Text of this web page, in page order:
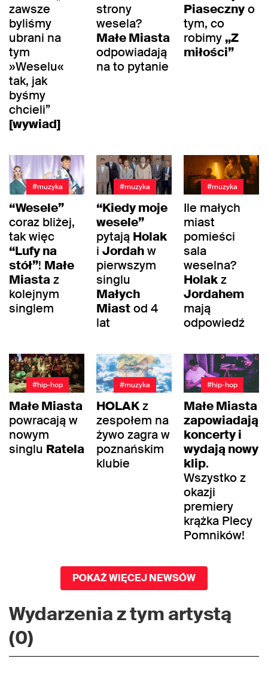
zawsze
byliśmy
ubrani na
tym
»Weselu«
tak, jak
byśmy
chcieli”
[wywiad]
strony
wesela?
Małe Miasta
odpowiadają
na to pytanie
Piasecznyo
tym, co
robimy „Z
miłości”
#muzyka
“Wesele”
coraz bliżej,
tak więc
“Lufy na
stół”! Małe
Miastaz
kolejnym
singlem
#muzyka
“Kiedy moje
wesele”
pytają Holak
i Jordahw
pierwszym
singlu
Małych
Miastod 4
lat
#muzyka
Ile małych
miast
pomieści
sala
weselna?
Holakz
Jordahem
mają
odpowiedź
#hip-hop
Małe Miasta
powracają w
nowym
singlu Ratela
#muzyka
HOLAKz
zespołem na
żywo zagra w
poznańskim
klubie
#hip-hop
Małe Miasta
zapowiadają
koncerty i
wydają nowy
klip.
Wszystko z
okazji
premiery
krążka Plecy
Pomników!
POKAŻ WIĘCEJ NEWSÓW
Wydarzenia z tym artystą
(0)